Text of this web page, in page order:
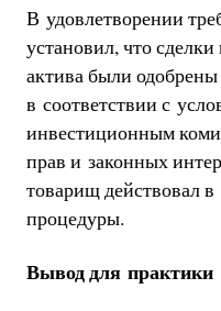
В удовлетворении
установил, что
актива были
в соответствии с
инвестиционным
прав и законных
товарищ действовал
процедуры.
Вывод для практики